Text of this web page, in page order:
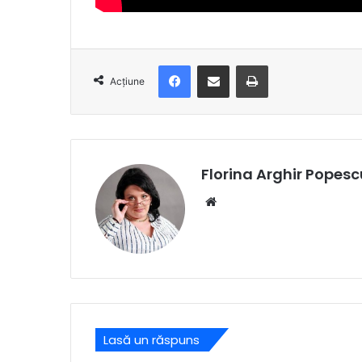
Acțiune
FacebookDistribuie prin e-mail Imprimare
Florina Arghir
Lasă un răspuns